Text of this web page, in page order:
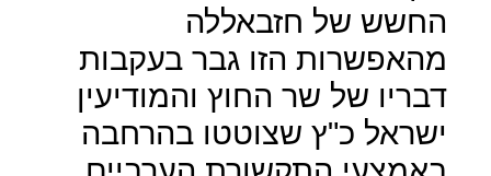
החשש של חזבאללה
מהאפשרות הזו גבר בעקבות
דבריו של שר החוץ והמודיעין
ישראל כ"ץ שצוטטו בהרחבה